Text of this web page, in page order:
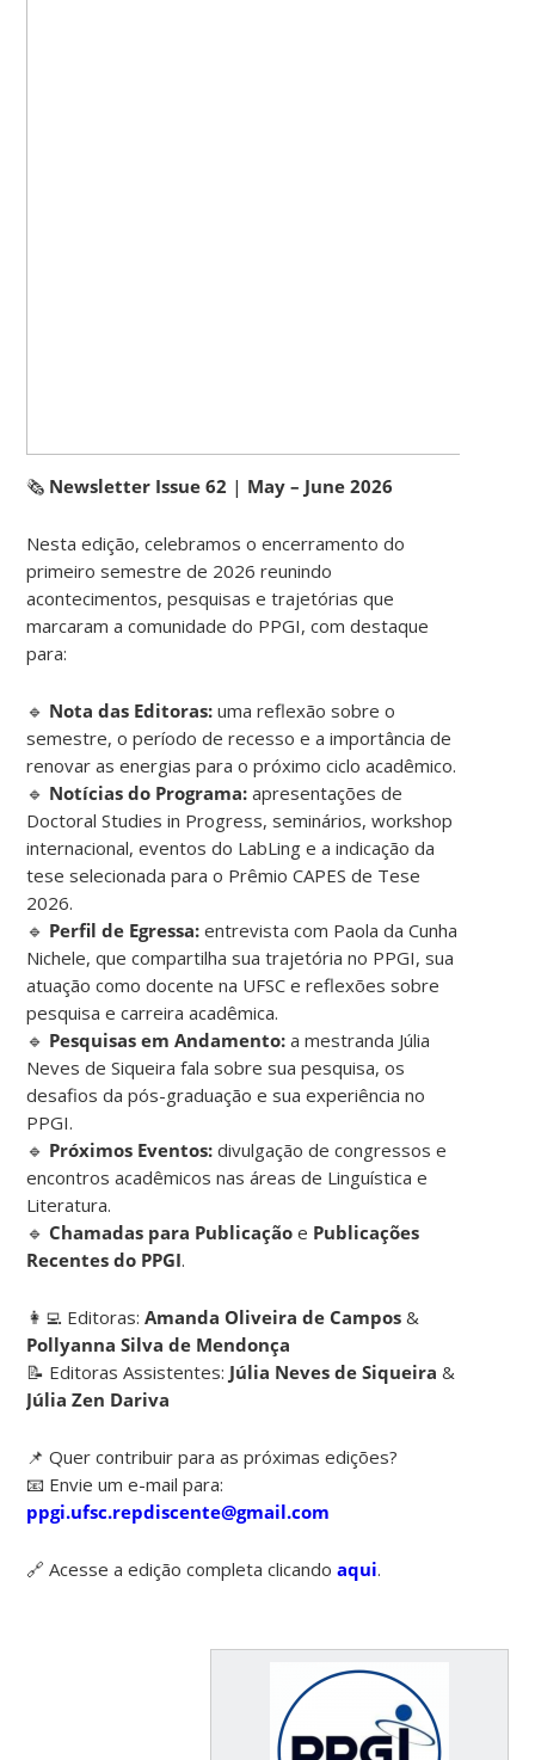
🗞️ Newsletter Issue 62 | May – June 2026
Nesta edição, celebramos o encerramento do
primeiro semestre de 2026 reunindo
acontecimentos, pesquisas e trajetórias que
marcaram a comunidade do PPGI, com destaque
para:
🔹 Nota das Editoras: uma reflexão sobre o
semestre, o período de recesso e a importância de
renovar as energias para o próximo ciclo acadêmico.
🔹 Notícias do Programa: apresentações de
Doctoral Studies in Progress, seminários, workshop
internacional, eventos do LabLing e a indicação da
tese selecionada para o Prêmio CAPES de Tese
2026.
🔹 Perfil de Egressa: entrevista com Paola da Cunha
Nichele, que compartilha sua trajetória no PPGI, sua
atuação como docente na UFSC e reflexões sobre
pesquisa e carreira acadêmica.
🔹 Pesquisas em Andamento: a mestranda Júlia
Neves de Siqueira fala sobre sua pesquisa, os
desafios da pós-graduação e sua experiência no
PPGI.
🔹 Próximos Eventos: divulgação de congressos e
encontros acadêmicos nas áreas de Linguística e
Literatura.
🔹 Chamadas para Publicação e Publicações
Recentes do PPGI.
👩‍💻 Editoras:Amanda Oliveira de Campos &
Pollyanna Silva de Mendonça
📝 Editoras Assistentes: Júlia Neves de Siqueira&
Júlia Zen Dariva
📌 Quer contribuir para as próximas edições?
📧 Envie um e-mail para:
ppgi.ufsc.repdiscente@gmail.com
🔗 Acesse a edição completa clicandoaqui.